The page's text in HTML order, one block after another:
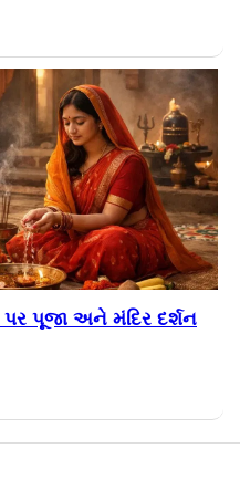
પૂજા અને મંદિર દર્શન